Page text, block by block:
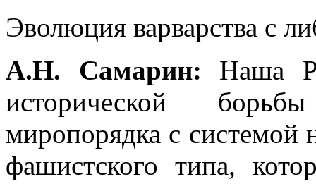
Эволюция варварства с
А.Н. Самарин: Наша
исторической
миропорядка с системой
фашистского типа,